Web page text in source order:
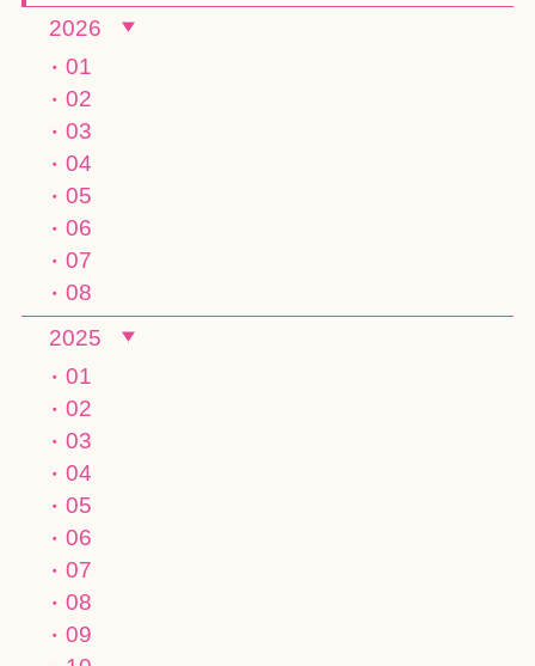
2026
01
02
03
04
05
06
07
08
2025
01
02
03
04
05
06
07
08
09